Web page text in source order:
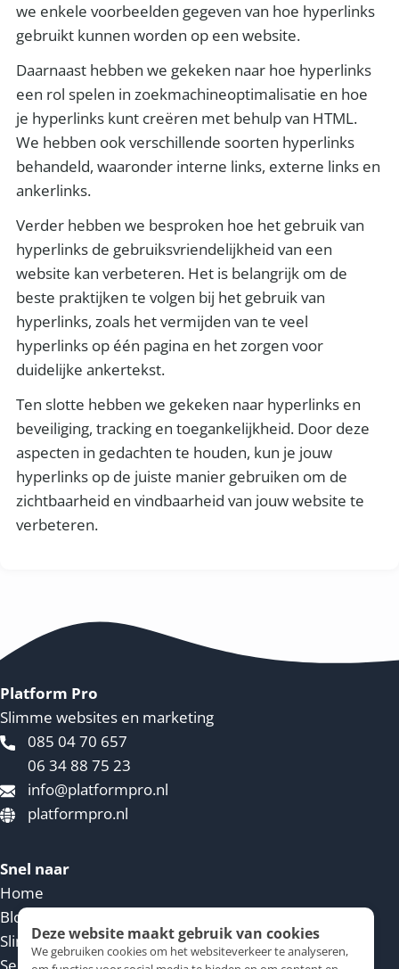
we enkele voorbeelden gegeven van hoe hyperlinks
gebruikt kunnen worden op een website.
Daarnaast hebben we gekeken naar hoe hyperlinks
een rol spelen in zoekmachineoptimalisatie en hoe
je hyperlinks kunt creëren met behulp van HTML.
We hebben ook verschillende soorten hyperlinks
behandeld, waaronder interne links, externe links en
ankerlinks.
Verder hebben we besproken hoe het gebruik van
hyperlinks de gebruiksvriendelijkheid van een
website kan verbeteren. Het is belangrijk om de
beste praktijken te volgen bij het gebruik van
hyperlinks, zoals het vermijden van te veel
hyperlinks op één pagina en het zorgen voor
duidelijke ankertekst.
Ten slotte hebben we gekeken naar hyperlinks en
beveiliging, tracking en toegankelijkheid. Door deze
aspecten in gedachten te houden, kun je jouw
hyperlinks op de juiste manier gebruiken om de
zichtbaarheid en vindbaarheid van jouw website te
verbeteren.
Deze website maakt gebruik van cookies
We gebruiken cookies om het websiteverkeer te analyseren,
Platform Pro
Slimme websites en marketing
085 04 70 657
06 34 88 75 23
info@platformpro.nl
platformpro.nl
Snel naar
Home
Blog
Slimme website
Service voorwaarden